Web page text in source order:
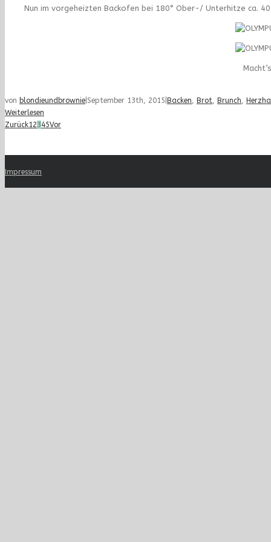
Nun im vorgeheizten Backofen bei 180° Ober-/ Unterhitze ca.
von blondieundbrownie September 13th, 2015 Backen, Brot, Brunch,
Weiterlesen
Zurück12345Vor
Impressum